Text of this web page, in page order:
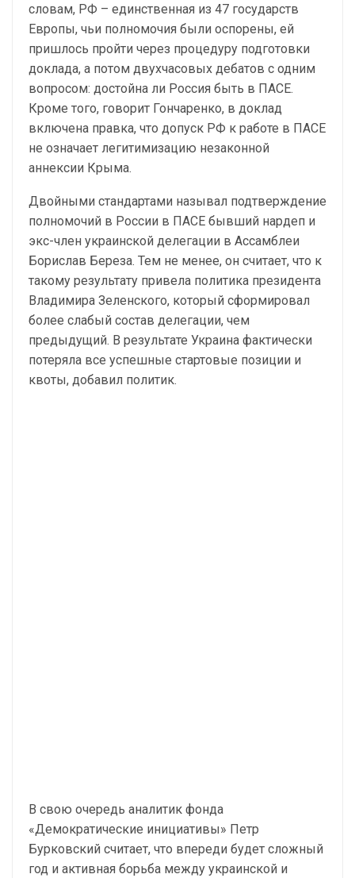
словам, РФ – единственная из 47 государств
Европы, чьи полномочия были оспорены, ей
пришлось пройти через процедуру подготовки
доклада, а потом двухчасовых дебатов с одним
вопросом: достойна ли Россия быть в ПАСЕ.
Кроме того, говорит Гончаренко, в доклад
включена правка, что допуск РФ к работе в ПАСЕ
не означает легитимизацию незаконной
аннексии Крыма.
Двойными стандартами называл подтверждение
полномочий в России в ПАСЕ бывший нардеп и
экс-член украинской делегации в Ассамблеи
Борислав Береза. Тем не менее, он считает, что к
такому результату привела политика президента
Владимира Зеленского, который сформировал
более слабый состав делегации, чем
предыдущий. В результате Украина фактически
потеряла все успешные стартовые позиции и
квоты, добавил политик.
В свою очередь аналитик фонда
«Демократические инициативы» Петр
Бурковский считает, что впереди будет сложный
год и активная борьба между украинской и